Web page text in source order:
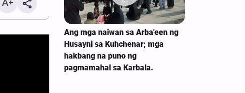
ng mga
Ang mga naiwan sa Arba'een ng
Husayni sa Kuhchenar; mga
hakbang na puno ng
pagmamahal sa Karbala.